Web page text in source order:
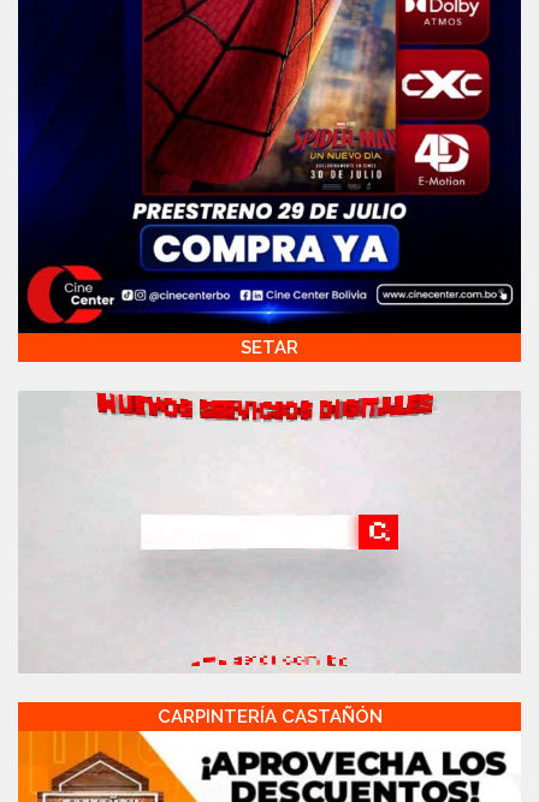
SETAR
CARPINTERÍA CASTAÑÓN